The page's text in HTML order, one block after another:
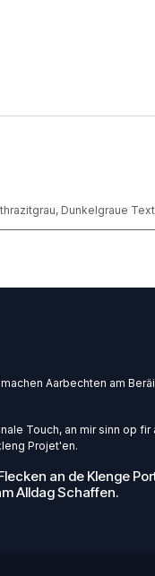
, Dunkelgraue
Aarbechten am
Touch, an mir sinn op fir
Projet'en.
an de Klenge
Alldag Schaffen.